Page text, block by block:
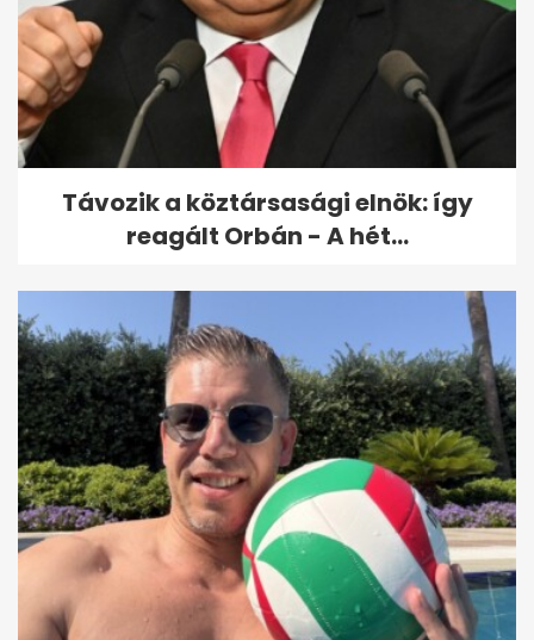
Éva azt hitte, a szerelem már
nem neki való – de egy nyári...
Távozik a köztársasági elnök: így
reagált Orbán - A hét...